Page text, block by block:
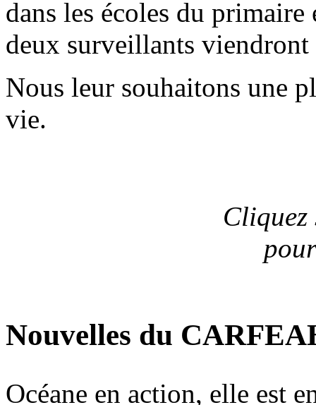
dans les écoles du primaire
deux surveillants viendront
Nous leur souhaitons une
vie.
Cliquez
Nouvelles du
Océane en action, elle est